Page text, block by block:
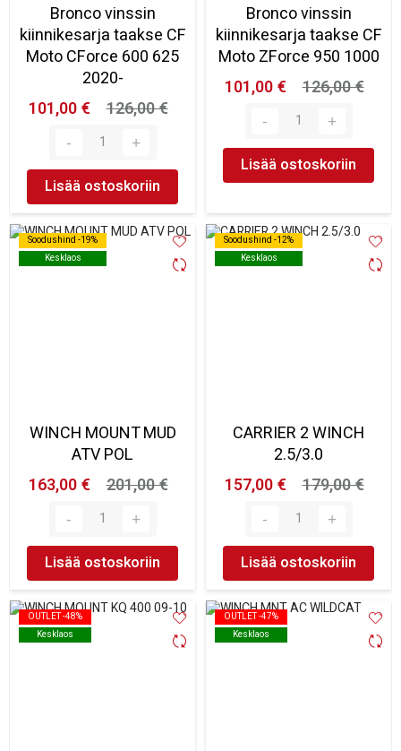
Bronco vinssin
kiinnikesarja taakse CF
Moto CForce 600 625
2020-
101,00 €
126,00 €
Lisää ostoskoriin
Bronco vinssin
kiinnikesarja taakse CF
Moto ZForce 950 1000
101,00 €
126,00 €
Lisää ostoskoriin
Soodushind -19%
Kesklaos
Soodushind -19%
Kesklaos
WINCH MOUNT MUD
ATV POL
163,00 €
201,00 €
Lisää ostoskoriin
Soodushind -12%
Kesklaos
Soodushind -12%
Kesklaos
CARRIER 2 WINCH
2.5/3.0
157,00 €
179,00 €
Lisää ostoskoriin
OUTLET -48%
Kesklaos
OUTLET -48%
Kesklaos
OUTLET -47%
Kesklaos
OUTLET -47%
Kesklaos